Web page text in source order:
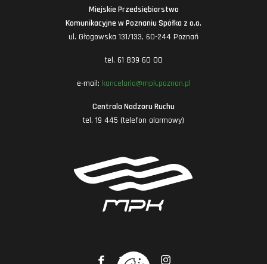
Miejskie Przedsiębiorstwo
Komunikacyjne w Poznaniu Spółka z o.o.
ul. Głogowska 131/133, 60-244 Poznań
tel. 61 839 60 00
e-mail: kancelaria@mpk.poznan.pl
Centrala Nadzoru Ruchu
tel. 19 445 (telefon alarmowy)